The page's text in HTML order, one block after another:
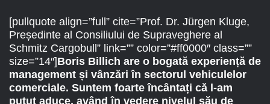
[pullquote align=”full” cite=”Prof. Dr. Jürgen Kluge,
Președinte al Consiliului de Supraveghere al
Schmitz Cargobull” link=”” color=”#ff0000″ class=””
size=”14″]Boris Billich are o bogată experiență de
management și vânzări în sectorul vehiculelor
comerciale. Suntem foarte încântați că l-am
putut aduce, având în vedere nivelul său de